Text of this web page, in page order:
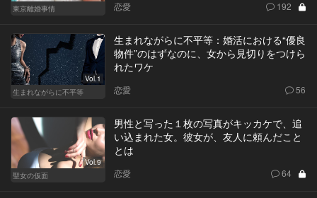
東京離婚事情
恋愛 192
Vol.1
生まれながらに不平等
生まれながらに不平等：婚活における“優良
物件”のはずなのに、女から見切りをつけら
れたワケ
恋愛 56
Vol.9
聖女の仮面
男性と写った１枚の写真がキッカケで、追
い込まれた女。彼女が、友人に頼んだこと
とは
恋愛 64